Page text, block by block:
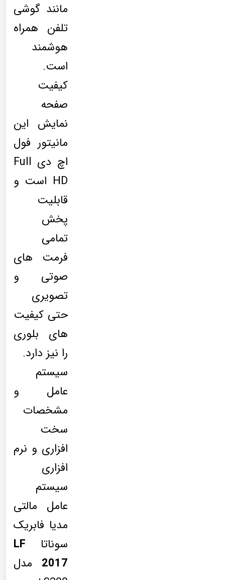
مانند گوشی
تلفن همراه
هوشمند
است.
کیفیت
صفحه
نمایش این
مانیتور فول
اچ دی Full
HD است و
قابلیت
پخش
تمامی
فرمت های
صوتی و
تصویری
حتی کیفیت
های بلوری
را نیز دارد.
سیستم
عامل و
مشخصات
سخت
افزاری و نرم
افزاری
سیستم
عامل مالتی
مدیا فابریک
سوناتا LF
2017 مدل